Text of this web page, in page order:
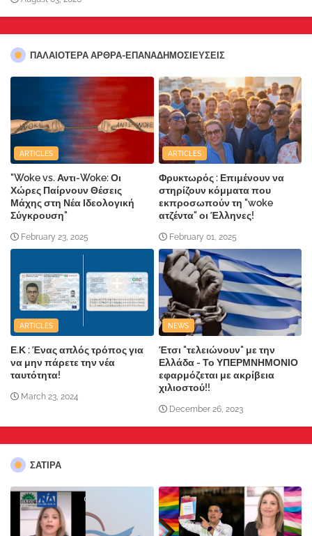
ΠΑΛΑΙΟΤΕΡΑ ΑΡΘΡΑ-ΕΠΑΝΑΔΗΜΟΣΙΕΥΣΕΙΣ
ARTICLES
"Woke vs. Αντι-Woke: Οι
Χώρες Παίρνουν Θέσεις
Μάχης στη Νέα Ιδεολογική
Σύγκρουση"
February 23, 2025
ARTICLES
Φρυκτωρός : Επιμένουν να
στηρίζουν κόμματα που
εκπροσωπούν τη "woke
ατζέντα" οι Έλληνες!
February 01, 2025
ARTICLES
Ε.Κ : Ένας απλός τρόπος για
να μην πάρετε την νέα
ταυτότητα!
March 23, 2024
NEWS
Έτσι "τελειώνουν" με την
Ελλάδα - Το ΥΠΕΡΜΝΗΜΟΝΙΟ
εφαρμόζεται με ακρίβεια
χιλιοστού!!
December 26, 2023
ΣΑΤΙΡΑ